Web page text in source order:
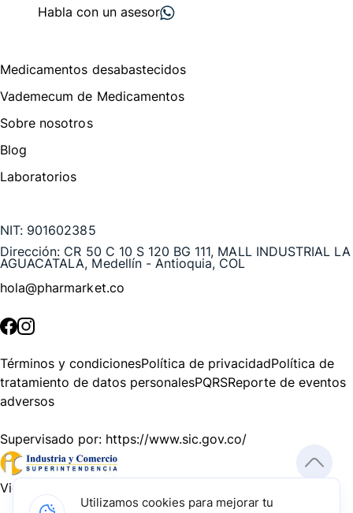
Habla con un asesor
Medicamentos desabastecidos
Vademecum de Medicamentos
Sobre nosotros
Blog
Laboratorios
NIT: 901602385
Dirección: CR 50 C 10 S 120 BG 111, MALL INDUSTRIAL LA
AGUACATALA, Medellín - Antioquia, COL
hola@pharmarket.co
Términos y condicionesPolítica de privacidadPolítica de
tratamiento de datos personalesPQRSReporte de eventos
adversos
Supervisado por: https://www.sic.gov.co/
Vigilado por:
Utilizamos cookies para mejorar tu